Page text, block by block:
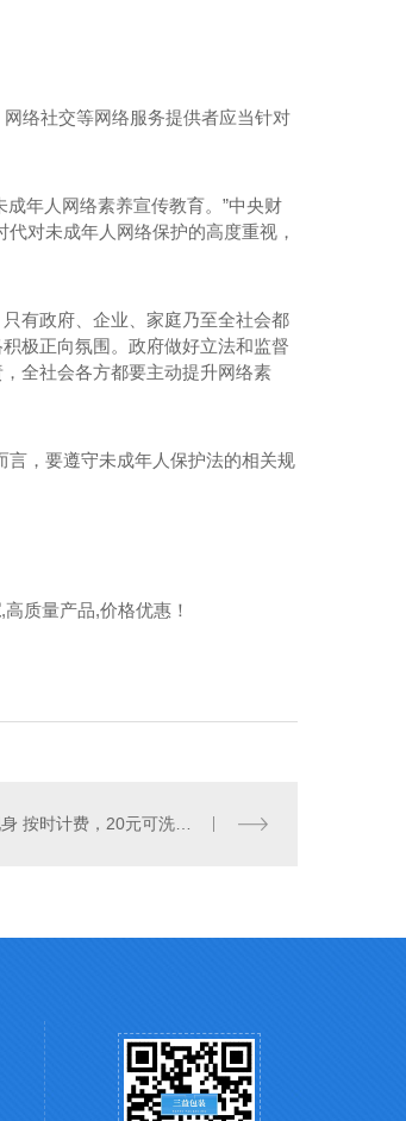
络社交等网络服务提供者应当针对
成年人网络素养宣传教育。”中央财
对未成年人网络保护的高度重视，
有政府、企业、家庭乃至全社会都
极正向氛围。政府做好立法和监督
全社会各方都要主动提升网络素
言，要遵守未成年人保护法的相关规
,高质量产品,价格优惠！
自助宠物洗澡店现身 按时计费，20元可洗半小时 你买账吗？